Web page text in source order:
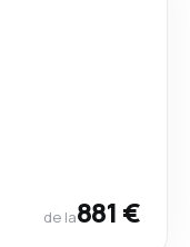
de la881 €